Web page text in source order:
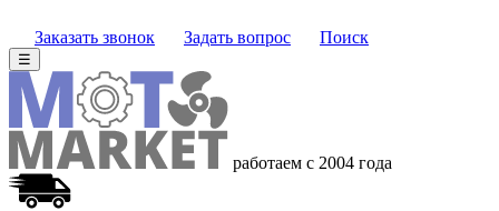
Заказать звонок Задать вопрос Поиск
☰
работаем с 2004 года